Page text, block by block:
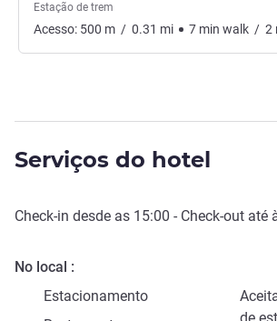
Estação de trem
Acesso: 500 m / 0.31 mi 7 min walk / 2
Serviços do hotel
Check-in desde as 15:00 - Check-out até
No local
Estacionamento